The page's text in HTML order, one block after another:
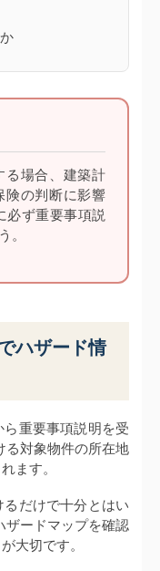
る場合、建築計
険の判断に影響
必ず重要事項説
。
ハザード情
重要事項説明を受
る対象物件の所在地
ます。
だけで十分とはい
ザードマップを確認
大切です。